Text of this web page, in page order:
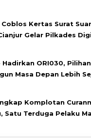
Kertas Surat
Gelar Pilkades
ORI030,
Masa Depan Lebih
Komplotan
Satu Terduga Pelaku